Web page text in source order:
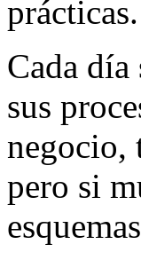
prácticas.
Cada día
sus
negocio,
pero si